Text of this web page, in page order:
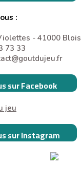
:
- 41000 Blois
73 33
sur Facebook
jeu
sur Instagram